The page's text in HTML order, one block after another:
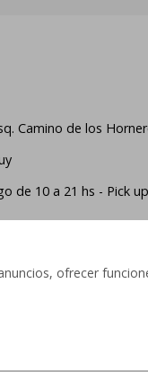
ofrecer
Camino de los
de 10 a 21 hs - Pick